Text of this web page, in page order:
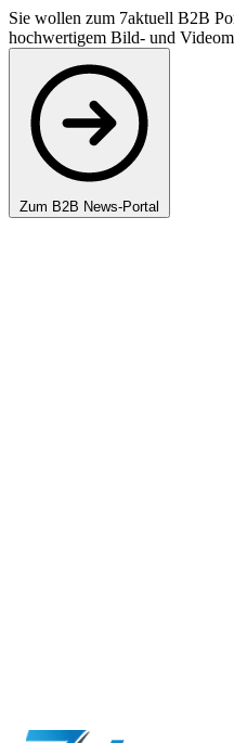
Sie wollen zum 7aktuell B2B
hochwertigem Bild- und
Zum B2B News-Portal